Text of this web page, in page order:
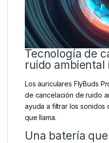
Tecnología de
ruido ambiental
Los auriculares FlyBuds
de cancelación de ruido
ayuda a filtrar los
que llama.
Una batería